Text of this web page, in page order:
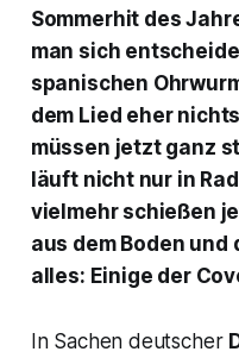
Sommerhit des
man sich
spanischen
dem Lied eher
müssen jetzt ganz
läuft nicht nur in
vielmehr schießen
aus dem Boden
alles: Einige der
In Sachen deutscher